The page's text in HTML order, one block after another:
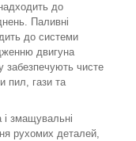
до
Паливні
до системи
двигуна
забезпечують чисте
пил, гази та
змащувальні
рухомих деталей,